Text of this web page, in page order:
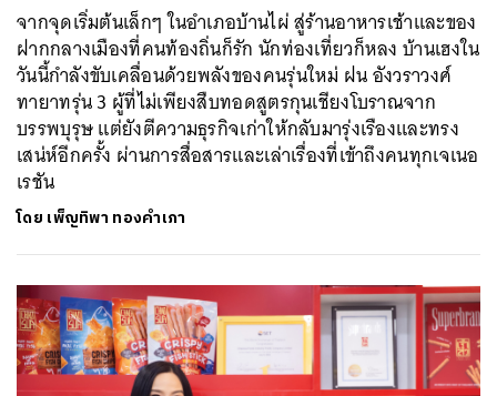
จากจุดเริ่มต้นเล็กๆ ในอำเภอบ้านไผ่ สู่ร้านอาหารเช้าและของ
ฝากกลางเมืองที่คนท้องถิ่นก็รัก นักท่องเที่ยวก็หลง บ้านเฮงใน
วันนี้กำลังขับเคลื่อนด้วยพลังของคนรุ่นใหม่ ฝน อังวราวงศ์
ทายาทรุ่น 3 ผู้ที่ไม่เพียงสืบทอดสูตรกุนเชียงโบราณจาก
บรรพบุรุษ แต่ยังตีความธุรกิจเก่าให้กลับมารุ่งเรืองและทรง
เสน่ห์อีกครั้ง ผ่านการสื่อสารและเล่าเรื่องที่เข้าถึงคนทุกเจเนอ
เรชัน
โดย เพ็ญทิพา ทองคำเภา